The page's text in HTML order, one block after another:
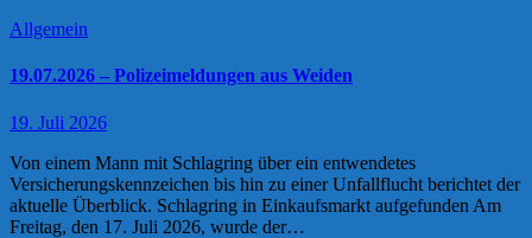
Allgemein
19.07.2026 – Polizeimeldungen aus Weiden
19. Juli 2026
Von einem Mann mit Schlagring über ein entwendetes
Versicherungskennzeichen bis hin zu einer Unfallflucht berichtet der
aktuelle Überblick. Schlagring in Einkaufsmarkt aufgefunden Am
Freitag, den 17. Juli 2026, wurde der…